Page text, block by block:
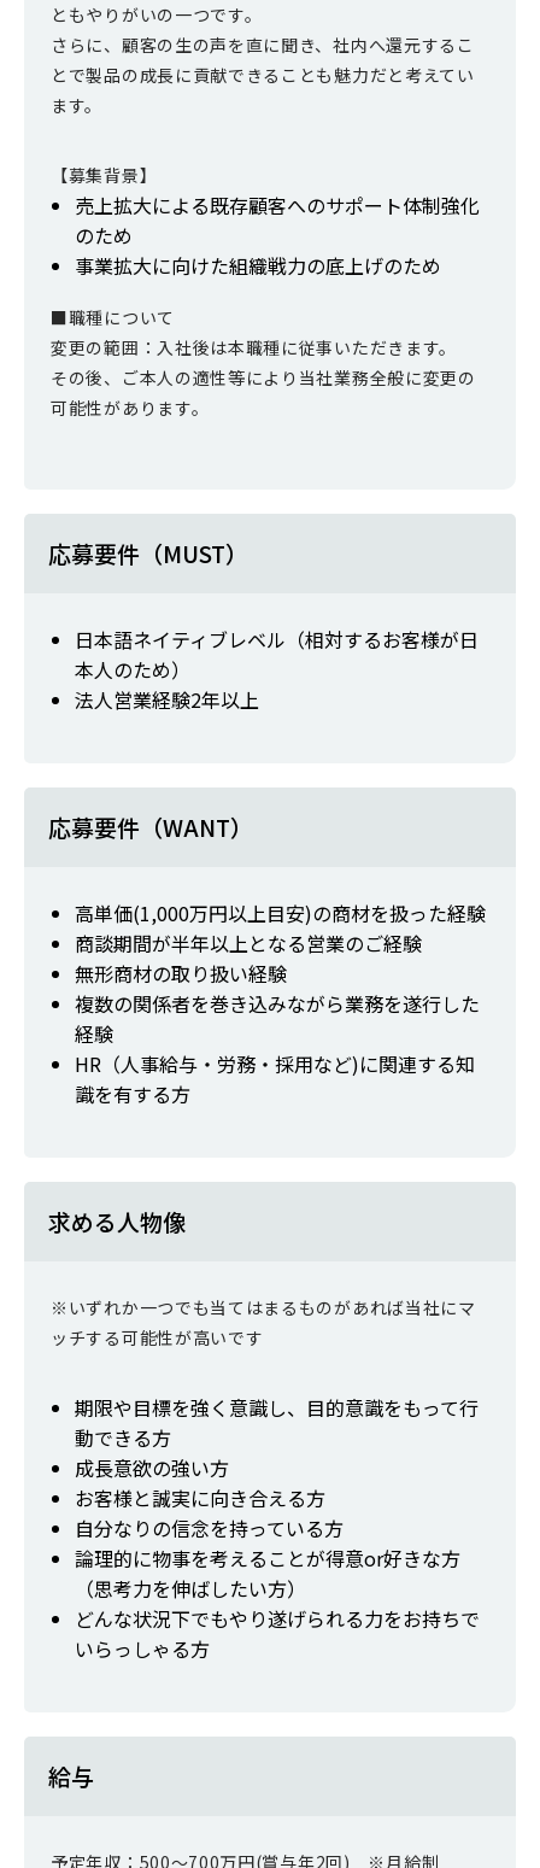
ともやりがいの一つです。
さらに、顧客の生の声を直に聞き、社内へ還元するこ
とで製品の成長に貢献できることも魅力だと考えてい
ます。
【募集背景】
売上拡大による既存顧客へのサポート体制強化
のため
事業拡大に向けた組織戦力の底上げのため
■職種について
変更の範囲：入社後は本職種に従事いただきます。
その後、ご本人の適性等により当社業務全般に変更の
可能性があります。
応募要件（MUST）
日本語ネイティブレベル（相対するお客様が日
本人のため）
法人営業経験2年以上
応募要件（WANT）
高単価(1,000万円以上目安)の商材を扱った経験
商談期間が半年以上となる営業のご経験
無形商材の取り扱い経験
複数の関係者を巻き込みながら業務を遂行した
経験
HR（人事給与・労務・採用など)に関連する知
識を有する方
求める人物像
※いずれか一つでも当てはまるものがあれば当社にマ
ッチする可能性が高いです
期限や目標を強く意識し、目的意識をもって行
動できる方
成長意欲の強い方
お客様と誠実に向き合える方
自分なりの信念を持っている方
論理的に物事を考えることが得意or好きな方
（思考力を伸ばしたい方）
どんな状況下でもやり遂げられる力をお持ちで
いらっしゃる方
給与
予定年収：500～700万円(賞与年2回) ※月給制